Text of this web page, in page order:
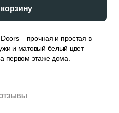
– прочная и простая в
и матовый белый цвет
первом этаже дома.